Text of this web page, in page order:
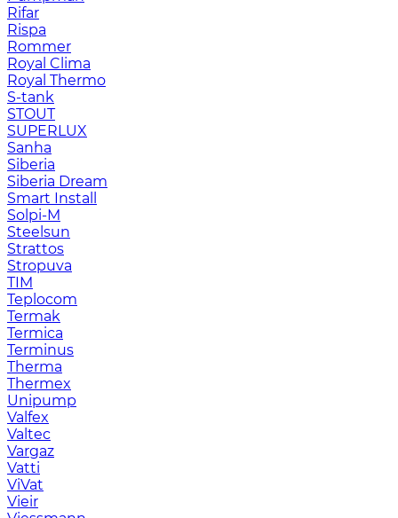
Rifar
Rispa
Rommer
Royal Clima
Royal Thermo
S-tank
STOUT
SUPERLUX
Sanha
Siberia
Siberia Dream
Smart Install
Solpi-M
Steelsun
Strattos
Stropuva
TIM
Teplocom
Termak
Termica
Terminus
Therma
Thermex
Unipump
Valfex
Valtec
Vargaz
Vatti
ViVat
Vieir